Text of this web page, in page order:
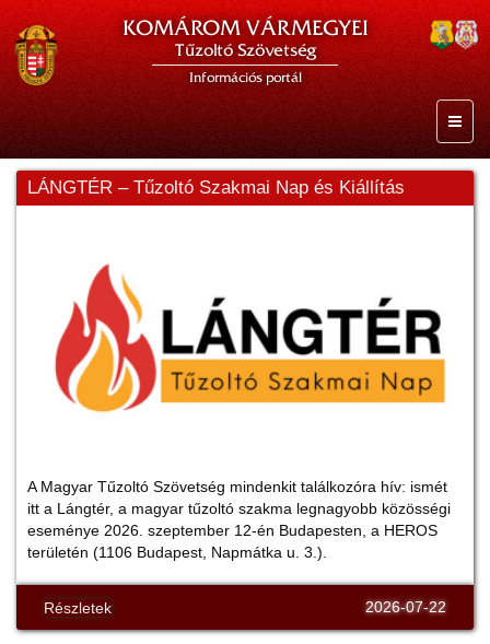
KOMÁROM VÁRMEGYEI
Tűzoltó Szövetség
Információs portál
LÁNGTÉR – Tűzoltó Szakmai Nap és Kiállítás
A Magyar Tűzoltó Szövetség mindenkit találkozóra hív: ismét
itt a Lángtér, a magyar tűzoltó szakma legnagyobb közösségi
eseménye 2026. szeptember 12-én Budapesten, a HEROS
területén (1106 Budapest, Napmátka u. 3.).
Részletek 2026-07-22